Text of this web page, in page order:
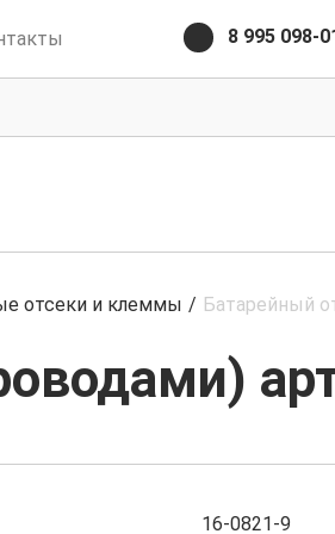
8 995 098-
отсеки и клеммы / Батарейный
16-0821-9